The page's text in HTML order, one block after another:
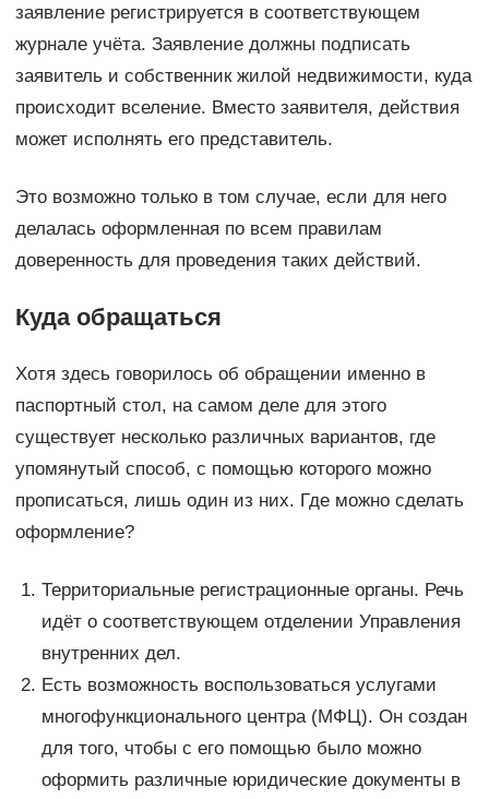
заявление регистрируется в соответствующем
журнале учёта. Заявление должны подписать
заявитель и собственник жилой недвижимости, куда
происходит вселение. Вместо заявителя, действия
может исполнять его представитель.
Это возможно только в том случае, если для него
делалась оформленная по всем правилам
доверенность для проведения таких действий.
Куда обращаться
Хотя здесь говорилось об обращении именно в
паспортный стол, на самом деле для этого
существует несколько различных вариантов, где
упомянутый способ, с помощью которого можно
прописаться, лишь один из них. Где можно сделать
оформление?
Территориальные регистрационные органы. Речь
идёт о соответствующем отделении Управления
внутренних дел.
Есть возможность воспользоваться услугами
многофункционального центра (МФЦ). Он создан
для того, чтобы с его помощью было можно
оформить различные юридические документы в